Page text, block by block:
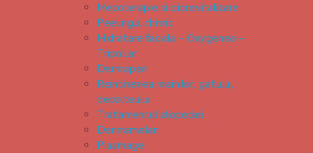
Mezoterapie si biorevitalizare
Peelingul chimic
Hidratare faciala – Oxygeneo –
Tripollar
Dermapen
Reintineriea mainilor, gatului,
decolteului
Tratamentul alopeciei
Dermamelan
Plasmage